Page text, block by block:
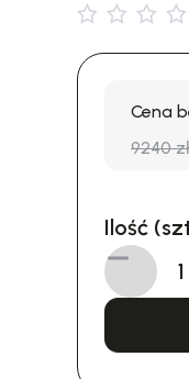
Cena
9240 zł
Ilość